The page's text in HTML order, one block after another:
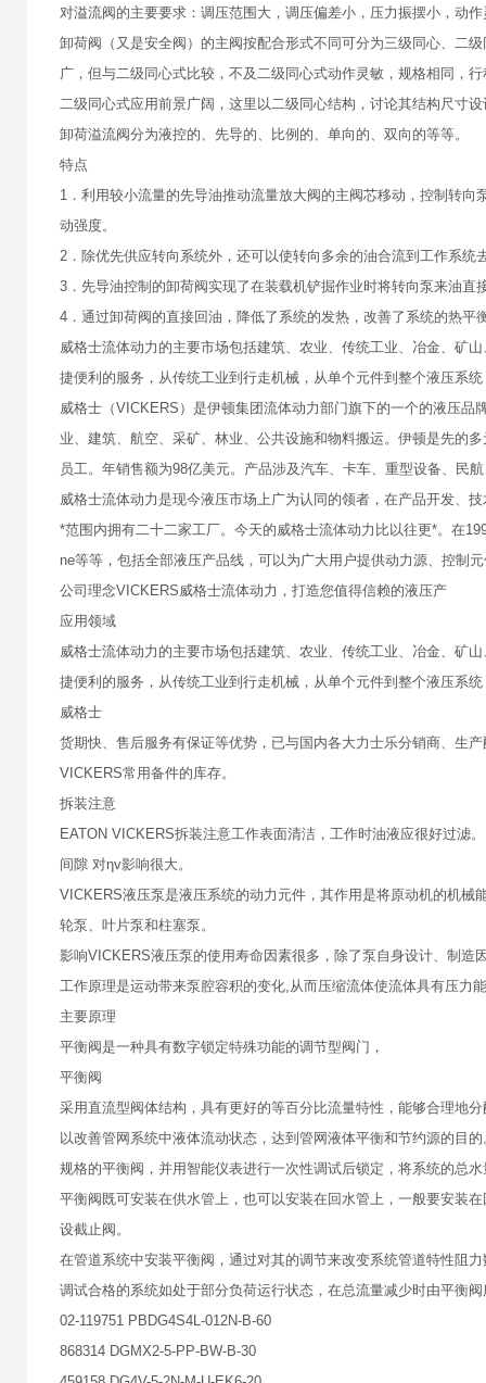
对溢流阀的主要要求：调压范围大，调压偏差小，压力振摆小，动
卸荷阀（又是安全阀）的主阀按配合形式不同可分为三级同心、二
广，但与二级同心式比较，不及二级同心式动作灵敏，规格相同，
二级同心式应用前景广阔，这里以二级同心结构，讨论其结构尺寸
卸荷溢流阀分为液控的、先导的、比例的、单向的、双向的等等。
特点
1．利用较小流量的先导油推动流量放大阀的主阀芯移动，控制转
动强度。
2．除优先供应转向系统外，还可以使转向多余的油合流到工作系
3．先导油控制的卸荷阀实现了在装载机铲掘作业时将转向泵来油
4．通过卸荷阀的直接回油，降低了系统的发热，改善了系统的热平
威格士流体动力的主要市场包括建筑、农业、传统工业、冶金、矿
捷便利的服务，从传统工业到行走机械，从单个元件到整个液压系
威格士（VICKERS）是伊顿集团流体动力部门旗下的一个的液压
业、建筑、航空、采矿、林业、公共设施和物料搬运。伊顿是先的
员工。年销售额为98亿美元。产品涉及汽车、卡车、重型设备、民
威格士流体动力是现今液压市场上广为认同的领者，在产品开发、
*范围内拥有二十二家工厂。今天的威格士流体动力比以往更*。在
ne等等，包括全部液压产品线，可以为广大用户提供动力源、控制
公司理念VICKERS威格士流体动力，打造您值得信赖的液压产
应用领域
威格士流体动力的主要市场包括建筑、农业、传统工业、冶金、矿
捷便利的服务，从传统工业到行走机械，从单个元件到整个液压系
威格士
货期快、售后服务有保证等优势，已与国内各大力士乐分销商、生
VICKERS常用备件的库存。
拆装注意
EATON VICKERS拆装注意工作表面清洁，工作时油液应很好过滤
间隙 对ηv影响很大。
VICKERS液压泵是液压系统的动力元件，其作用是将原动机的机
轮泵、叶片泵和柱塞泵。
影响VICKERS液压泵的使用寿命因素很多，除了泵自身设计、制
工作原理是运动带来泵腔容积的变化,从而压缩流体使流体具有压力
主要原理
平衡阀是一种具有数字锁定特殊功能的调节型阀门，
平衡阀
采用直流型阀体结构，具有更好的等百分比流量特性，能够合理地
以改善管网系统中液体流动状态，达到管网液体平衡和节约源的目
规格的平衡阀，并用智能仪表进行一次性调试后锁定，将系统的总
平衡阀既可安装在供水管上，也可以安装在回水管上，一般要安装
设截止阀。
在管道系统中安装平衡阀，通过对其的调节来改变系统管道特性阻
调试合格的系统如处于部分负荷运行状态，在总流量减少时由平衡
02-119751 PBDG4S4L-012N-B-60
868314 DGMX2-5-PP-BW-B-30